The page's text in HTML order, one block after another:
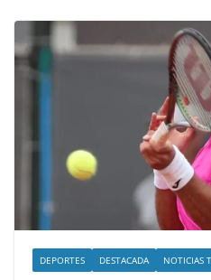
DEPORTES DESTACADA NOTICIAS